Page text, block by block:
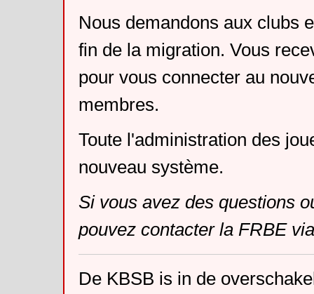
Nous demandons aux clubs
fin de la migration. Vous
pour vous connecter au
membres.
Toute l'administration des
nouveau système.
Si vous avez des questions
pouvez contacter la FRBE
De KBSB is in de